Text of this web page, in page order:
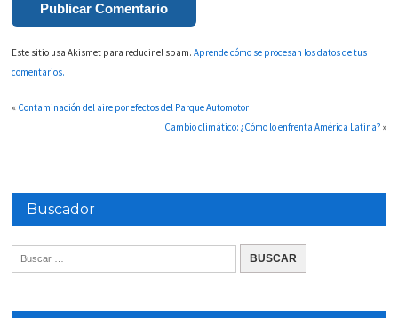
Este sitio usa Akismet para reducir el spam.Aprende cómo se procesan los datos de tus
comentarios.
« Contaminación del aire por efectos del Parque Automotor
Cambio climático: ¿Cómo lo enfrenta América Latina? »
Buscador